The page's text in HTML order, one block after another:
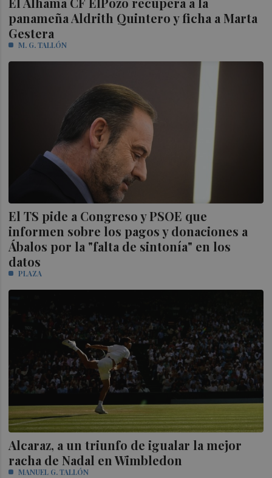
panameña Aldrith Quintero y ficha a Marta
Gestera
M. G. TALLÓN
El TS pide a Congreso y PSOE que
informen sobre los pagos y donaciones a
Ábalos por la "falta de sintonía" en los
datos
PLAZA
Alcaraz, a un triunfo de igualar la mejor
racha de Nadal en Wimbledon
MANUEL G. TALLÓN